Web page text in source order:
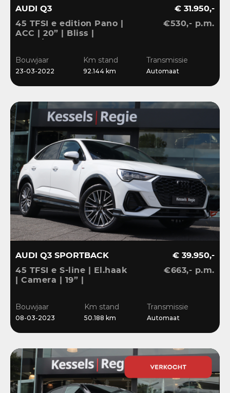
AUDI Q3
45 TFSI e edition Pano |
ACC | 20” | Bliss |
€ 31.950,-
€530,- p.m.
Bouwjaar
23-03-2022
Km stand
92.144 km
Transmissie
Automaat
AUDI Q3 SPORTBACK
45 TFSI e S-line | El.haak
| Camera | 19” |
€ 39.950,-
€663,- p.m.
Bouwjaar
08-03-2023
Km stand
50.188 km
Transmissie
Automaat